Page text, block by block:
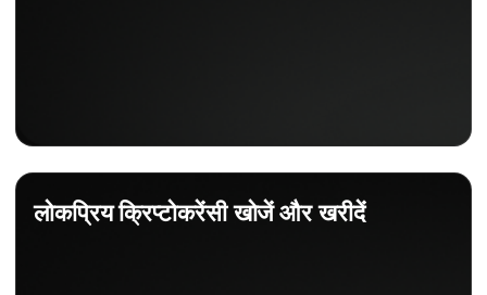
लोकप्रिय क्रिप्टोकरेंसी खोजें और खरीदें